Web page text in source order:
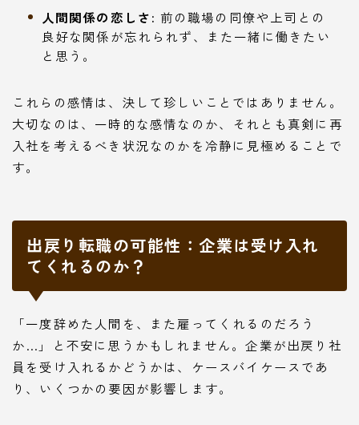
人間関係の恋しさ: 前の職場の同僚や上司との
良好な関係が忘れられず、また一緒に働きたい
と思う。
これらの感情は、決して珍しいことではありません。
大切なのは、一時的な感情なのか、それとも真剣に再
入社を考えるべき状況なのかを冷静に見極めることで
す。
出戻り転職の可能性：企業は受け入れ
てくれるのか？
「一度辞めた人間を、また雇ってくれるのだろう
か…」と不安に思うかもしれません。企業が出戻り社
員を受け入れるかどうかは、ケースバイケースであ
り、いくつかの要因が影響します。